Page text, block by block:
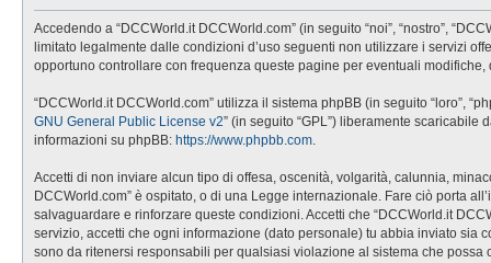
Accedendo a “DCCWorld.it DCCWorld.com” (in seguito “noi”, “nostro”,
limitato legalmente dalle condizioni d’uso seguenti non utilizzare i servizi
opportuno controllare con frequenza queste pagine per eventuali
“DCCWorld.it DCCWorld.com” utilizza il sistema phpBB (in seguito “loro”,
GNU General Public License v2” (in seguito “GPL”) liberamente scaricabile
informazioni su phpBB: https://www.phpbb.com.
Accetti di non inviare alcun tipo di offesa, oscenità, volgarità, calunnia,
DCCWorld.com” è ospitato, o di una Legge internazionale. Fare ciò porta
salvaguardare e rinforzare queste condizioni. Accetti che “DCCWorld.it
servizio, accetti che ogni informazione (dato personale) tu abbia inviato sia
sono da ritenersi responsabili per qualsiasi violazione al sistema che possa